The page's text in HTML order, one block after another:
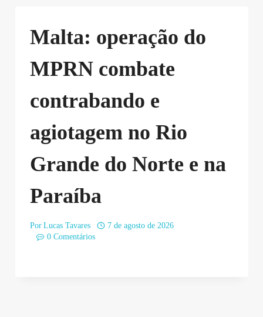
Malta: operação do
MPRN combate
contrabando e
agiotagem no Rio
Grande do Norte e na
Paraíba
Por Lucas Tavares
7 de agosto de 2026
0 Comentários